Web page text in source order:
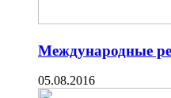
Международные
05.08.2016